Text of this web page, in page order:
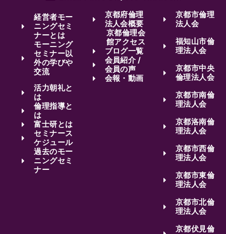
経営者モー
ニングセミ
ナーとは
モーニング
セミナー以
外の学びや
交流
活力朝礼と
は
倫理指導と
は
富士研とは
セミナース
ケジュール
過去のモー
ニングセミ
ナー
京都府倫理
法人会概要
京都倫理会
館アクセス
ブログ一覧
会員紹介 /
会員の声
会報・動画
京都市倫理
法人会
福知山市倫
理法人会
京都市中央
倫理法人会
京都市南倫
理法人会
京都洛南倫
理法人会
京都市西倫
理法人会
京都市東倫
理法人会
京都市北倫
理法人会
京都伏見倫